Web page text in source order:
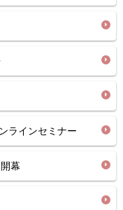
ラインセミナー
幕